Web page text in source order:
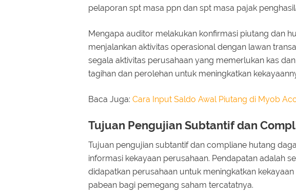
pelaporan spt masa ppn dan spt masa pajak
Mengapa auditor melakukan konfirmasi piutang dan
menjalankan aktivitas operasional dengan lawan
segala aktivitas perusahaan yang memerlukan kas
tagihan dan perolehan untuk meningkatkan
Baca Juga: Cara Input Saldo Awal Piutang di Myob
Tujuan Pengujian Subtantif dan
Tujuan pengujian subtantif dan compliane hutang
informasi kekayaan perusahaan. Pendapatan adalah
didapatkan perusahaan untuk meningkatkan
pabean bagi pemegang saham tercatatnya.